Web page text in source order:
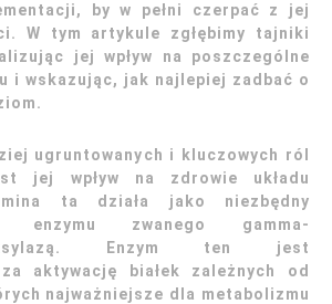
by w pełni czerpać z jej
W tym artykule zgłębimy tajniki
jej wpływ na poszczególne
i wskazując, jak najlepiej zadbać o
ugruntowanych i kluczowych ról
jej wpływ na zdrowie układu
ta działa jako niezbędny
zwanego gamma-
Enzym ten jest
aktywację białek zależnych od
najważniejsze dla metabolizmu